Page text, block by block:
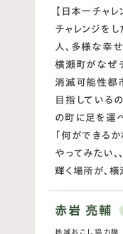
【日本一チャレ
チャレンジを
人、多様な幸
横瀬町がなぜ
消滅可能性都
目指している
の町に足を運
「何ができる
やってみたい、
輝く場所が、横
赤岩 亮輔
地域おこし協力